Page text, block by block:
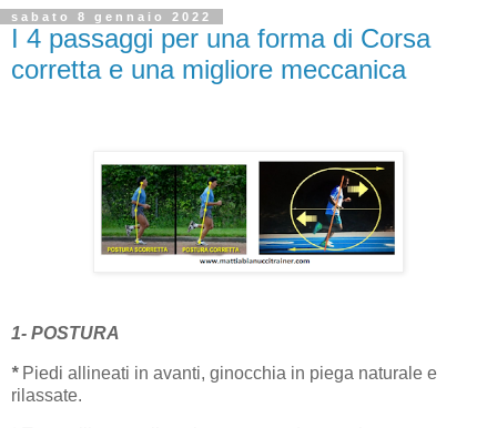
sabato 8 gennaio 2022
I 4 passaggi per una forma di Corsa
corretta e una migliore meccanica
1- POSTURA
* Piedi allineati in avanti, ginocchia in piega naturale e
rilassate.